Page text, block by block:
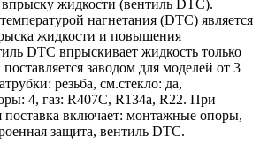
впрыску жидкости (вентиль DTC).
нагнетания (DTC) является
жидкости и повышения
DTC впрыскивает жидкость только
заводом для моделей от 3
резьба, см.стекло: да,
4, газ: R407C, R134a, R22. При
поставка включает: монтажные опоры,
защита, вентиль DTC.